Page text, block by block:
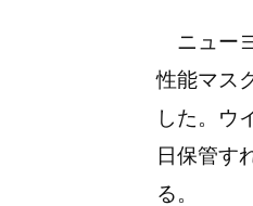
ニュー
性能マス
した。ウ
日保管す
る。